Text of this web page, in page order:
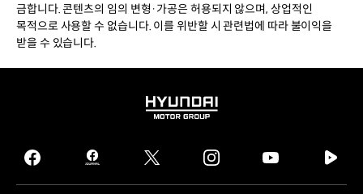
금합니다. 콘텐츠의 임의 변형·가공은 허용되지 않으며, 상업적인
목적으로 사용할 수 없습니다. 이를 위반할 시 관련법에 따라 불이익을
받을 수 있습니다.
HYUNDAI
GROUP
facebook
hmg
journal
twitter instagram
tv